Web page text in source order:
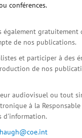
conférences.
également gratuitement
de nos publications.
et participer à des
de nos
audiovisuel ou tout
à la Responsable
d'information.